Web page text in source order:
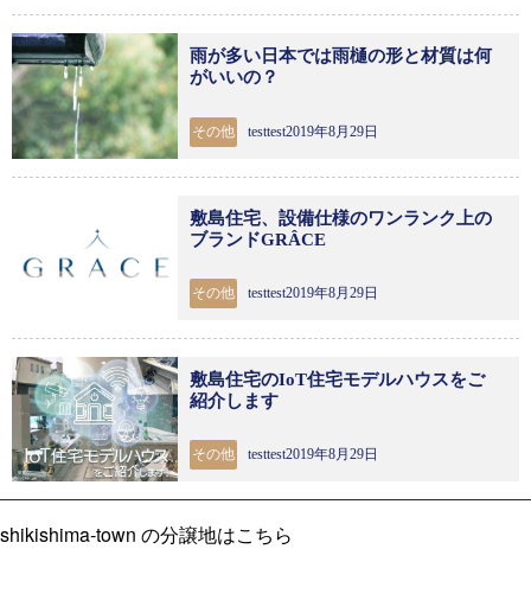
雨が多い日本では雨樋の形と材質は何
がいいの？
その他 testtest2019年8月29日
敷島住宅、設備仕様のワンランク上の
ブランドGRÂCE
その他 testtest2019年8月29日
敷島住宅のIoT住宅モデルハウスをご
紹介します
その他 testtest2019年8月29日
shikishima-town の分譲地はこちら